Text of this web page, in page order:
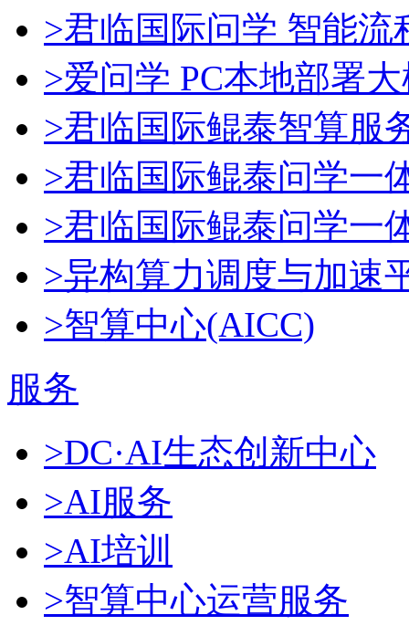
>君临国际问学 智能流
>爱问学 PC本地部署
>君临国际鲲泰智算服
>君临国际鲲泰问学一
>君临国际鲲泰问学一
>异构算力调度与加速
>智算中心(AICC)
服务
>DC·AI生态创新中心
>AI服务
>AI培训
>智算中心运营服务